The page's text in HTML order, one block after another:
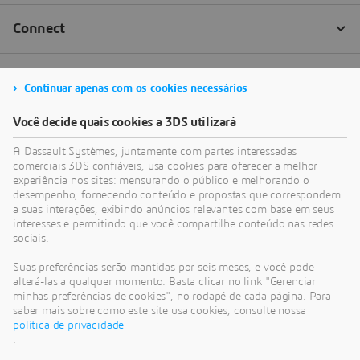
Continuar apenas com os cookies necessários
Você decide quais cookies a 3DS utilizará
A Dassault Systèmes, juntamente com partes interessadas
comerciais 3DS confiáveis, usa cookies para oferecer a melhor
experiência nos sites: mensurando o público e melhorando o
desempenho, fornecendo conteúdo e propostas que correspondem
a suas interações, exibindo anúncios relevantes com base em seus
interesses e permitindo que você compartilhe conteúdo nas redes
sociais.
Suas preferências serão mantidas por seis meses, e você pode
alterá-las a qualquer momento. Basta clicar no link "Gerenciar
minhas preferências de cookies", no rodapé de cada página. Para
saber mais sobre como este site usa cookies, consulte nossa
política de privacidade
.